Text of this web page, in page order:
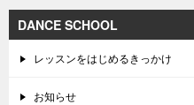
DANCE SCHOOL
レッスンをはじめるきっかけ
お知らせ